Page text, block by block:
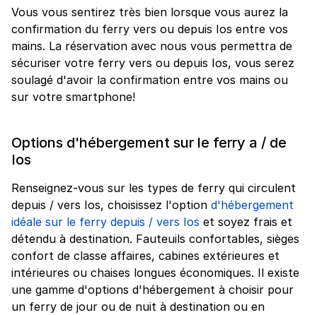
Vous vous sentirez très bien lorsque vous aurez la
confirmation du ferry vers ou depuis Ios entre vos
mains. La réservation avec nous vous permettra de
sécuriser votre ferry vers ou depuis Ios, vous serez
soulagé d'avoir la confirmation entre vos mains ou
sur votre smartphone!
Options d'hébergement sur le ferry a / de
Ios
Renseignez-vous sur les types de ferry qui circulent
depuis / vers Ios, choisissez l'option d'hébergement
idéale sur le ferry depuis / vers Ios et soyez frais et
détendu à destination. Fauteuils confortables, sièges
confort de classe affaires, cabines extérieures et
intérieures ou chaises longues économiques. Il existe
une gamme d'options d'hébergement à choisir pour
un ferry de jour ou de nuit à destination ou en